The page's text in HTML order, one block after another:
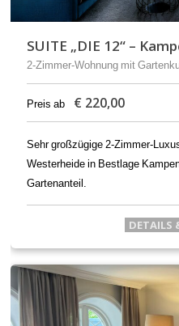
SUITE „DIE 12“ –
2-Zimmer-Wohnung mit
Preis ab € 220,00
Sehr großzügige 2-Zimmer-
Westerheide in Bestlage
Gartenanteil.
DETAILS